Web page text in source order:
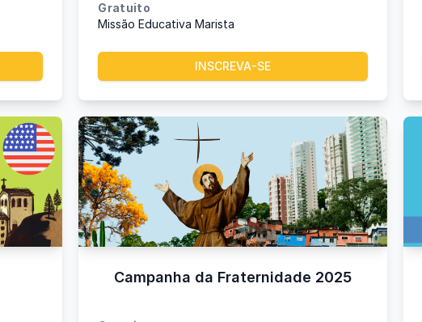
Gratuito
Missão Educativa Marista
INSCREVA-SE
Campanha da Fraternidade 2025